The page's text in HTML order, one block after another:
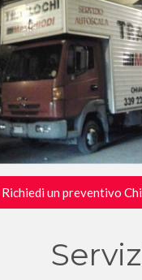
Richiedi un preventivo